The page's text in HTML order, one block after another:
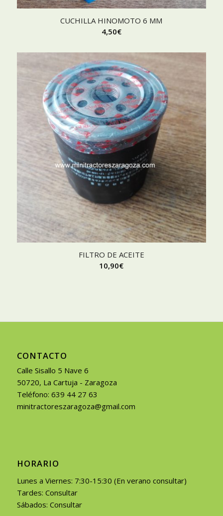
CUCHILLA HINOMOTO 6 MM
4,50€
FILTRO DE ACEITE
10,90€
CONTACTO
Calle Sisallo 5 Nave 6
50720, La Cartuja - Zaragoza
Teléfono: 639 44 27 63
minitractoreszaragoza@gmail.com
HORARIO
Lunes a Viernes: 7:30-15:30 (En verano consultar)
Tardes: Consultar
Sábados: Consultar